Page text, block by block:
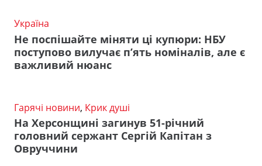
Україна
Не поспішайте міняти ці купюри: НБУ
поступово вилучає п’ять номіналів, але є
важливий нюанс
Гарячі новини, Крик душі
На Херсонщині загинув 51-річний
головний сержант Сергій Капітан з
Овруччини